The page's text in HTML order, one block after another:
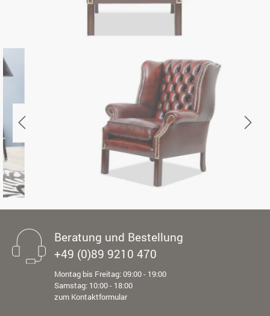
Beratung und Bestellung
+49 (0)89 9210 470
Montag bis Freitag: 09:00 - 19:00
Samstag: 10:00 - 18:00
zum Kontaktformular